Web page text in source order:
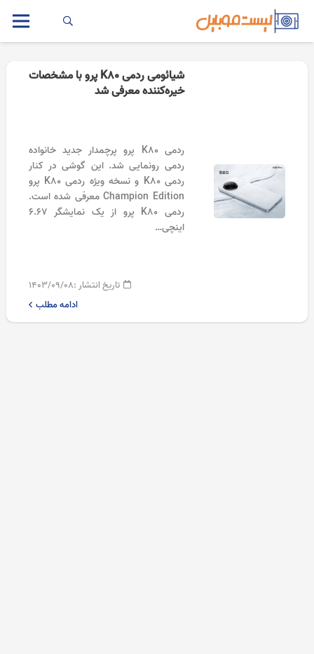
شیائومی ردمی K80 پرو با مشخصات
خیره‌کننده معرفی شد
ردمی K80 پرو پرچمدار جدید خانواده
ردمی رونمایی شد. این گوشی در کنار
ردمی K80 و نسخه ویژه ردمی K80 پرو
Champion Edition معرفی شده است.
ردمی K80 پرو از یک نمایشگر ۶.۶۷
اینچی…
تاریخ انتشار :۱۴۰۳/۰۹/۰۸
ادامه مطلب